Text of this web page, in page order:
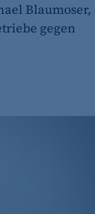
Blaumoser,
gegen